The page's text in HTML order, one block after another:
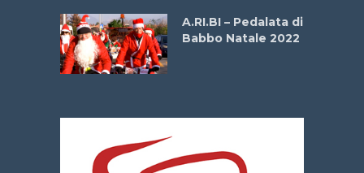
A.RI.BI – Pedalata di
Babbo Natale 2022